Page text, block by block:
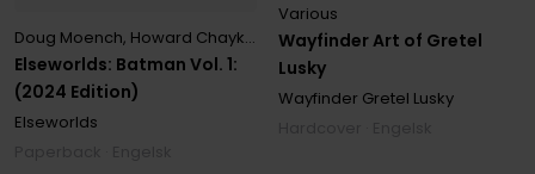
Elseworlds: Batman Vol. 1:
(2024 Edition)
Doug Moench, Howard Chaykin Kelley Jones, Norm Breyfogle
Elseworlds
Wayfinder Art of Gretel
Lusky
Various
Wayfinder Gretel Lusky